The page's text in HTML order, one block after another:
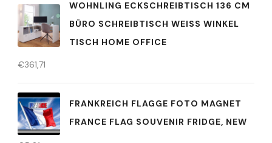
WOHNLING ECKSCHREIBTISCH 136 CM
BÜRO SCHREIBTISCH WEISS WINKEL T
ISCH HOME OFFICE
€361,71
FRANKREICH FLAGGE FOTO MAGNET
FRANCE FLAG SOUVENIR FRIDGE, NEW